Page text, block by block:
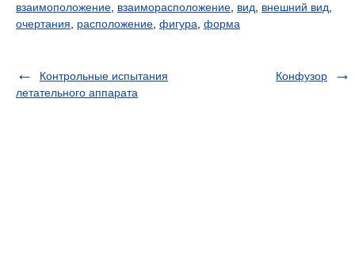
взаимоположение взаиморасположение вид внешний вид
очертания
расположение фигура форма
Контрольные испытания
летательного аппарата
Конфузор